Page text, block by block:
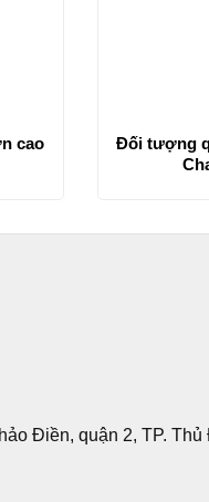
Đối tượng
Điền, quận 2, TP.